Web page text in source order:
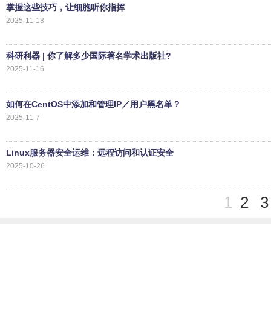
掌握这些技巧，让细胞听你指挥
2025-11-18
科研利器 | 你了解多少国际著名学术出版社?
2025-11-16
如何在CentOS中添加和管理IP／用户黑名单？
2025-11-7
Linux服务器安全运维：远程访问和认证安全
2025-10-26
1 2 3